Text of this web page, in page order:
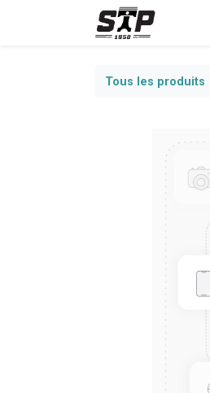
Tous les produits